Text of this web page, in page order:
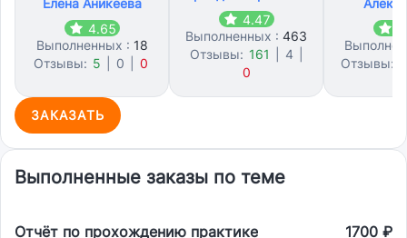
Елена Аникеева
4.65
Выполненных : 18
Отзывы: 5 0 0
4.47
Выполненных : 463
Отзывы: 161 4
0
Отзывы:
ЗАКАЗАТЬ
Выполненные заказы по теме
Отчёт по прохождению практике 1700 ₽